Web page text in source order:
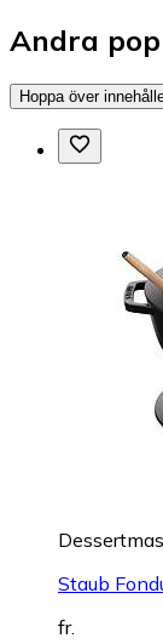
Andra
Hoppa över
Staub
fr.